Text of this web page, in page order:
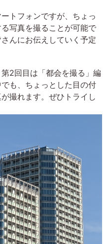
トフォンですが、ちょっ
写真を撮ることが可能で
んにお伝えしていく予定
2回目は「都会を撮る」編
も、ちょっとした目の付
撮れます。ぜひトライし